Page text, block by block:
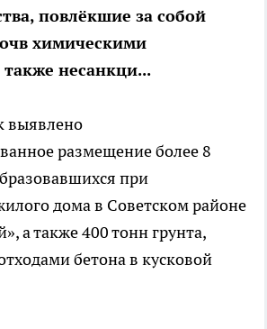
повлёкшие за собой
химическими
несанкци...
выявлено
размещение более 8
при
дома в Советском районе
а также 400 тонн грунта,
бетона в кусковой